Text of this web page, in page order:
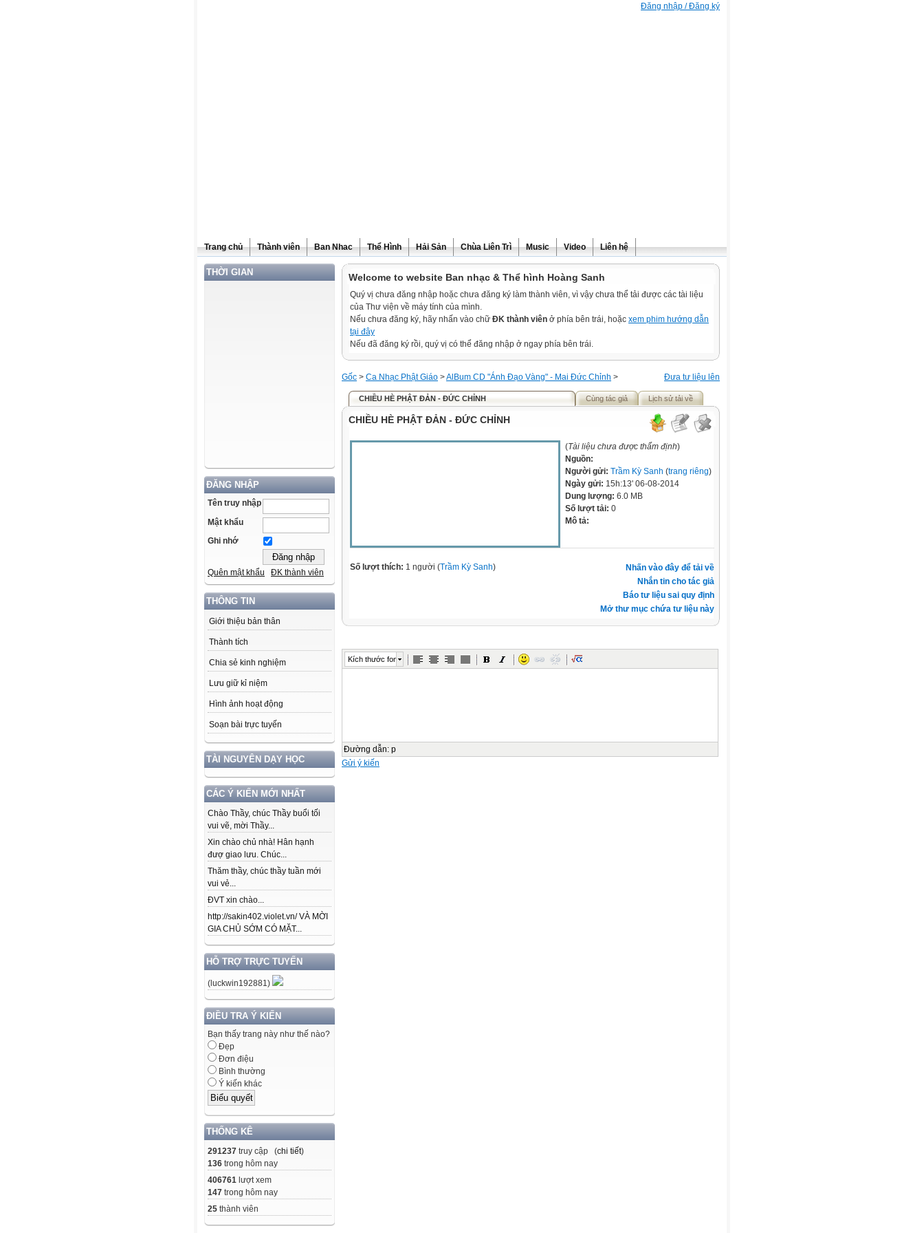
Đăng nhập / Đăng ký
Trang chủ Thành viên Ban Nhac Thể Hình Hải Sản Chùa Liên Trì Music Video Liên hệ
THỜI GIAN
ĐĂNG NHẬP
Tên truy nhập
Mật khẩu
Ghi nhớ
Quên mật khẩu ĐK thành viên
THÔNG TIN
Giới thiệu bản thân
Thành tích
Chia sẻ kinh nghiệm
Lưu giữ kỉ niệm
Hình ảnh hoạt động
Soạn bài trực tuyến
TÀI NGUYÊN DẠY HỌC
CÁC Ý KIẾN MỚI NHẤT
Chào Thầy, chúc Thầy buổi tối
vui vẽ, mời Thầy...
Xin chào chủ nhà! Hân hạnh
đượ giao lưu. Chúc...
Thăm thầy, chúc thầy tuần mới
vui vẻ...
ĐVT xin chào...
http://sakin402.violet.vn/ VÀ MỜI
GIA CHỦ SỚM CÓ MẶT...
HỖ TRỢ TRỰC TUYẾN
(luckwin192881)
ĐIỀU TRA Ý KIẾN
Bạn thấy trang này như thế nào?
Đẹp
Đơn điệu
Bình thường
Ý kiến khác
THỐNG KÊ
291237 truy cập (chi tiết)
136 trong hôm nay
406761 lượt xem
147 trong hôm nay
25 thành viên
Welcome to website Ban nhạc & Thể hình Hoàng Sanh
Quý vị chưa đăng nhập hoặc chưa đăng ký làm thành viên, vì vậy chưa thể tải được các tài liệu
của Thư viện về máy tính của mình.
Nếu chưa đăng ký, hãy nhấn vào chữ ĐK thành viên ở phía bên trái, hoặc xem phim hướng dẫn
tại đây
Nếu đã đăng ký rồi, quý vị có thể đăng nhập ở ngay phía bên trái.
Đưa tư liệu lên
Gốc > Ca Nhạc Phật Giáo >AlBum CD "Ánh Đạo Vàng" - Mai Đức Chỉnh >
CHIỀU HÈ PHẬT ĐẢN - ĐỨC CHỈNH Cùng tác giả Lịch sử tải về
CHIỀU HÈ PHẬT ĐẢN - ĐỨC CHỈNH
(Tài liệu chưa được thẩm định)
Nguồn:
Người gửi: Trầm Kỳ Sanh (trang riêng)
Ngày gửi: 15h:13' 06-08-2014
Dung lượng: 6.0 MB
Số lượt tải: 0
Mô tả:
Nhấn vào đây để tải về
Nhắn tin cho tác giả
Báo tư liệu sai quy định
Mở thư mục chứa tư liệu này
Số lượt thích: 1 người (Trầm Kỳ Sanh)
Kích thước font
Đường dẫn: p
Gửi ý kiến